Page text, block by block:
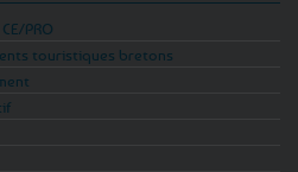
PRO
touristiques bretons